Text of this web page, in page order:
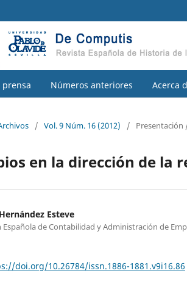
prensa Números anteriores Acerca
/ Vol. 9 Núm. 16 (2012) / Presentación
en la dirección de la
Esteve
Española de Contabilidad y Administración de
doi.org/10.26784/issn.1886-1881.v9i16.86